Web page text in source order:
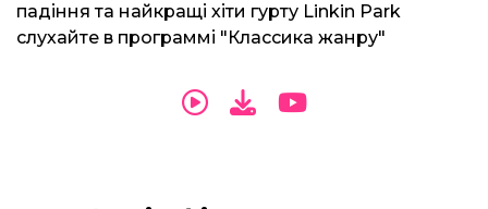
падіння та найкращі хіти гурту Linkin Park
слухайте в программі "Классика жанру"